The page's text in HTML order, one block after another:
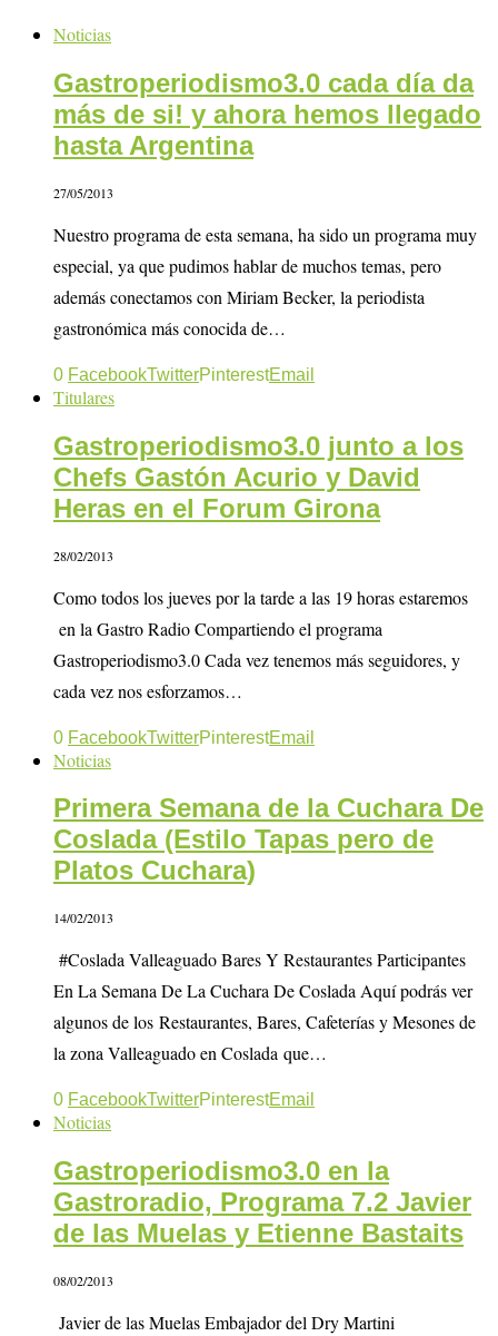
Noticias
Gastroperiodismo3.0 cada día da
más de si! y ahora hemos llegado
hasta Argentina
27/05/2013
Nuestro programa de esta semana, ha sido un programa muy
especial, ya que pudimos hablar de muchos temas, pero
además conectamos con Miriam Becker, la periodista
gastronómica más conocida de…
0 FacebookTwitterPinterestEmail
Titulares
Gastroperiodismo3.0 junto a los
Chefs Gastón Acurio y David
Heras en el Forum Girona
28/02/2013
Como todos los jueves por la tarde a las 19 horas estaremos
en la Gastro Radio Compartiendo el programa
Gastroperiodismo3.0 Cada vez tenemos más seguidores, y
cada vez nos esforzamos…
0 FacebookTwitterPinterestEmail
Noticias
Primera Semana de la Cuchara De
Coslada (Estilo Tapas pero de
Platos Cuchara)
14/02/2013
#Coslada Valleaguado Bares Y Restaurantes Participantes
En La Semana De La Cuchara De Coslada Aquí podrás ver
algunos de los Restaurantes, Bares, Cafeterías y Mesones de
la zona Valleaguado en Coslada que…
0 FacebookTwitterPinterestEmail
Noticias
Gastroperiodismo3.0 en la
Gastroradio, Programa 7.2 Javier
de las Muelas y Etienne Bastaits
08/02/2013
Javier de las Muelas Embajador del Dry Martini